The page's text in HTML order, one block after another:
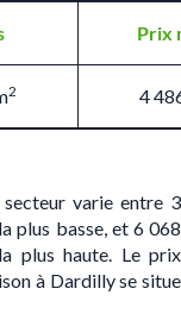
Prix
2 4
varie entre 3
plus basse, et 6 068
plus haute. Le prix
à Dardilly se situe